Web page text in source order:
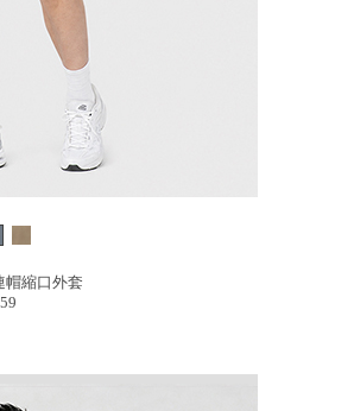
帽縮口外套